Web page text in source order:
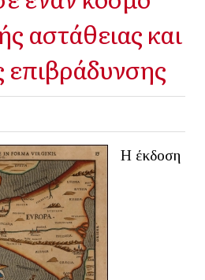
αστάθειας και
επιβράδυνσης
Η έκδοση